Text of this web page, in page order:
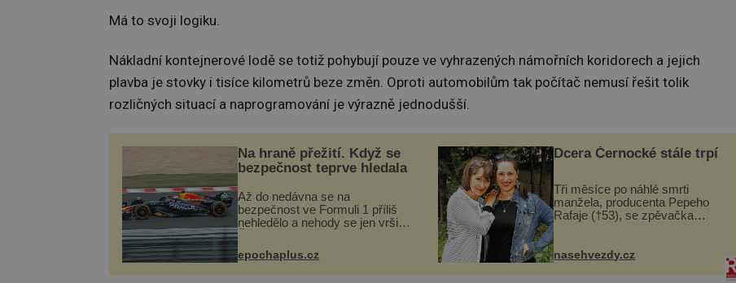
Má to svoji logiku.
Nákladní kontejnerové lodě se totiž pohybují pouze ve vyhrazených námořních koridorech a jejich
plavba je stovky i tisíce kilometrů beze změn. Oproti automobilům tak počítač nemusí řešit tolik
rozličných situací a naprogramování je výrazně jednodušší.
Na hraně přežití. Když se
bezpečnost teprve hledala
Až do nedávna se na
bezpečnost ve Formuli 1 příliš
nehledělo a nehody se jen vršily.
kůži, často s trvalými následky
nebo bohužel i ztrátou života.
Dnes nepochopiteln...
epochaplus.cz
Dcera Černocké stále trpí
Tři měsíce po náhlé smrti
manžela, producenta Pepeho
Rafaje (†53), se zpěvačka
ozvala veřejnosti. Na sociální
nasehvezdy.cz